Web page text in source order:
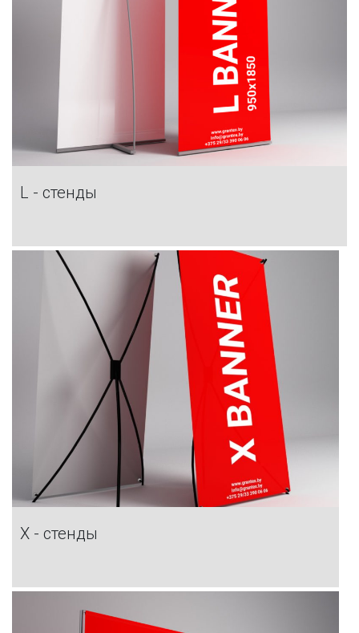
L - стенды
X - стенды